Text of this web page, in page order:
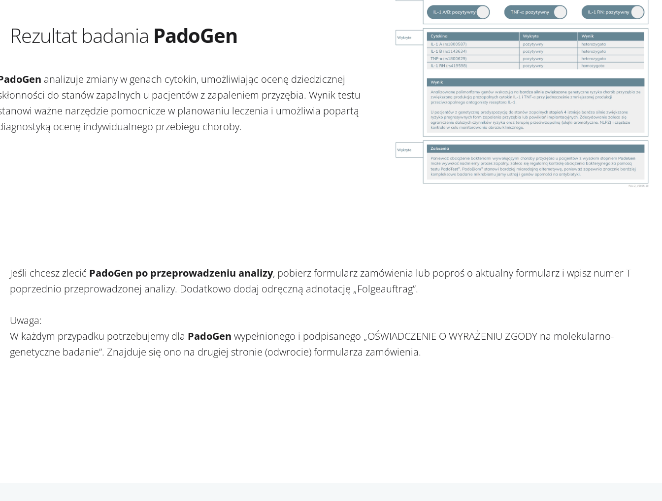
Rezultat badania PadoGen
analizuje zmiany w genach cytokin, umożliwiając ocenę dziedzicznej
do stanów zapalnych u pacjentów z zapaleniem przyzębia. Wynik testu
ważne narzędzie pomocnicze w planowaniu leczenia i umożliwia popartą
ocenę indywidualnego przebiegu choroby.
Jeśli chcesz zlecić PadoGen po przeprowadzeniu analizy, pobierz formularz zamówienia lub poproś o aktualny formularz i wpisz numer T
poprzednio przeprowadzonej analizy. Dodatkowo dodaj odręczną adnotację „Folgeauftrag”.
Uwaga:
W każdym przypadku potrzebujemy dla PadoGen wypełnionego i podpisanego „OŚWIADCZENIE O WYRAŻENIU ZGODY na molekularno-
genetyczne badanie”. Znajduje się ono na drugiej stronie (odwrocie) formularza zamówienia.